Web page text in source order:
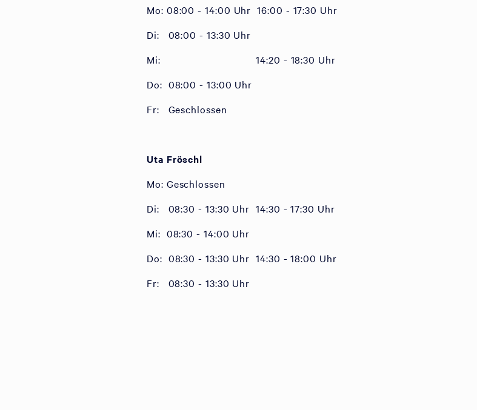
Mo: 08:00 - 14:00 Uhr 16:00 - 17:30 Uhr
Di: 08:00 - 13:30 Uhr
Mi: 14:20 - 18:30 Uhr
Do: 08:00 - 13:00 Uhr
Fr: Geschlossen
Uta Fröschl
Mo: Geschlossen
Di: 08:30 - 13:30 Uhr 14:30 - 17:30 Uhr
Mi: 08:30 - 14:00 Uhr
Do: 08:30 - 13:30 Uhr 14:30 - 18:00 Uhr
Fr: 08:30 - 13:30 Uhr